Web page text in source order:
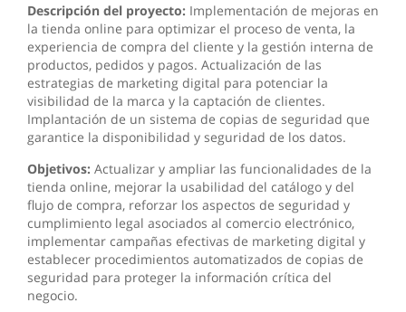
Descripción del proyecto: Implementación de mejoras en
la tienda online para optimizar el proceso de venta, la
experiencia de compra del cliente y la gestión interna de
productos, pedidos y pagos. Actualización de las
estrategias de marketing digital para potenciar la
visibilidad de la marca y la captación de clientes.
Implantación de un sistema de copias de seguridad que
garantice la disponibilidad y seguridad de los datos.
Objetivos: Actualizar y ampliar las funcionalidades de la
tienda online, mejorar la usabilidad del catálogo y del
flujo de compra, reforzar los aspectos de seguridad y
cumplimiento legal asociados al comercio electrónico,
implementar campañas efectivas de marketing digital y
establecer procedimientos automatizados de copias de
seguridad para proteger la información crítica del
negocio.